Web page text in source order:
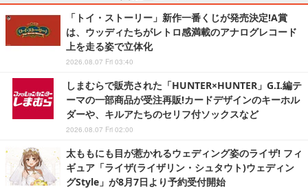
「トイ・ストーリー」新作一番くじが発売決定!A賞
は、ウッディたちがレトロ感満載のアナログレコード
上を走る姿で立体化
2026.08.07 Fri 03:40
しまむらで販売された「HUNTER×HUNTER」G.I.編テ
ーマの一部商品が受注再販!カードデザインのキーホル
ダーや、キルアたちのセリフ付ソックスなど
2026.08.07 Fri 02:00
太ももにも目が惹かれるウェディング姿のライザ! フィ
ギュア「ライザ(ライザリン・シュタウト)ウェディン
グStyle」が8月7日より予約受付開始